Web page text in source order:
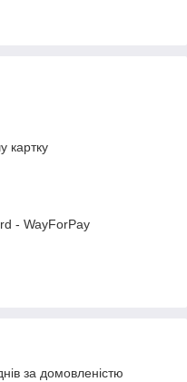
картку
- WayForPay
за домовленістю